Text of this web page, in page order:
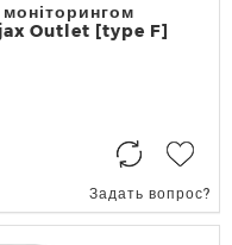
Outlet [type F]
Задать вопрос?